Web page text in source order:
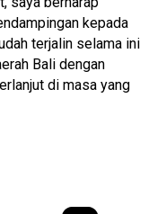
kepada
terjalin selama ini
Bali dengan
di masa yang